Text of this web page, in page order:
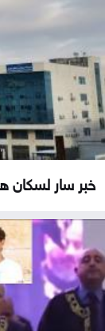
خبر سار لسكان